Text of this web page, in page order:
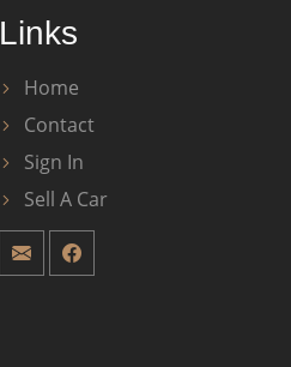
Links
Home
Contact
Sign In
Sell A Car